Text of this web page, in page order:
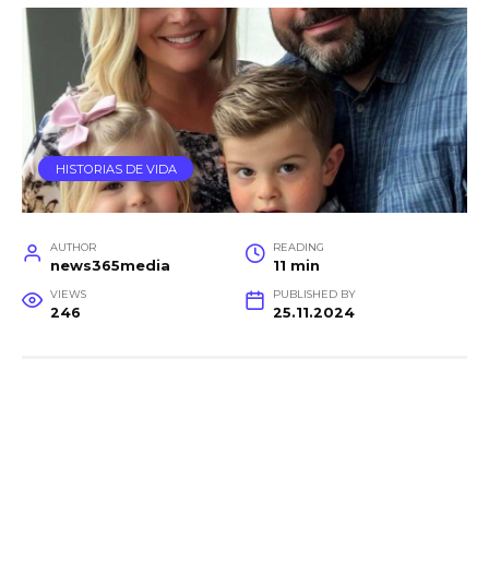
HISTORIAS DE VIDA
AUTHOR
news365media
READING
11 min
VIEWS
246
PUBLISHED BY
25.11.2024